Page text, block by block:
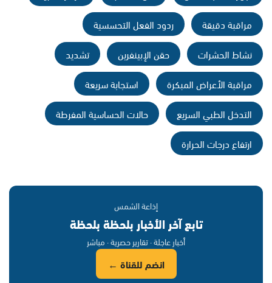
مراقبة دقيقة
ردود الفعل التحسسية
نشاط الحشرات
حقن الإبينفرين
تشديد
مراقبة الأعراض المبكرة
استجابة سريعة
التدخل الطبي السريع
حالات الحساسية المفرطة
ارتفاع درجات الحرارة
إذاعة الشمس
تابع آخر الأخبار بلحظة بلحظة
أخبار عاجلة · تقارير حصرية · مباشر
انضم للقناة ←